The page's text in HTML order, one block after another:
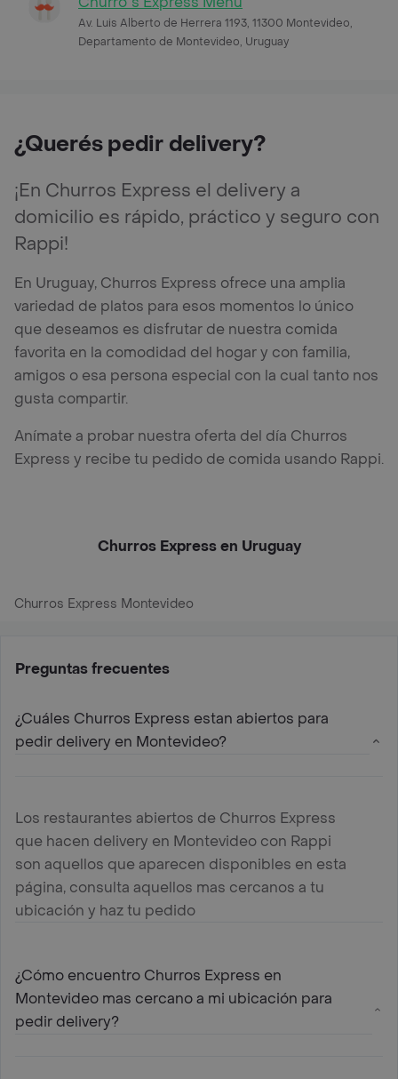
Av. Luis Alberto de Herrera 1193, 11300 Montevideo,
Departamento de Montevideo, Uruguay
¿Querés pedir delivery?
¡En Churros Express el delivery a
domicilio es rápido, práctico y seguro con
Rappi!
En Uruguay, Churros Express ofrece una amplia
variedad de platos para esos momentos lo único
que deseamos es disfrutar de nuestra comida
favorita en la comodidad del hogar y con familia,
amigos o esa persona especial con la cual tanto nos
gusta compartir.
Anímate a probar nuestra oferta del día Churros
Express y recibe tu pedido de comida usando Rappi.
Churros Express en Uruguay
Churros Express Montevideo
Preguntas frecuentes
¿Cuáles Churros Express estan abiertos para
pedir delivery en Montevideo?
Los restaurantes abiertos de Churros Express
que hacen delivery en Montevideo con Rappi
son aquellos que aparecen disponibles en esta
página, consulta aquellos mas cercanos a tu
ubicación y haz tu pedido
¿Cómo encuentro Churros Express en
Montevideo mas cercano a mi ubicación para
pedir delivery?